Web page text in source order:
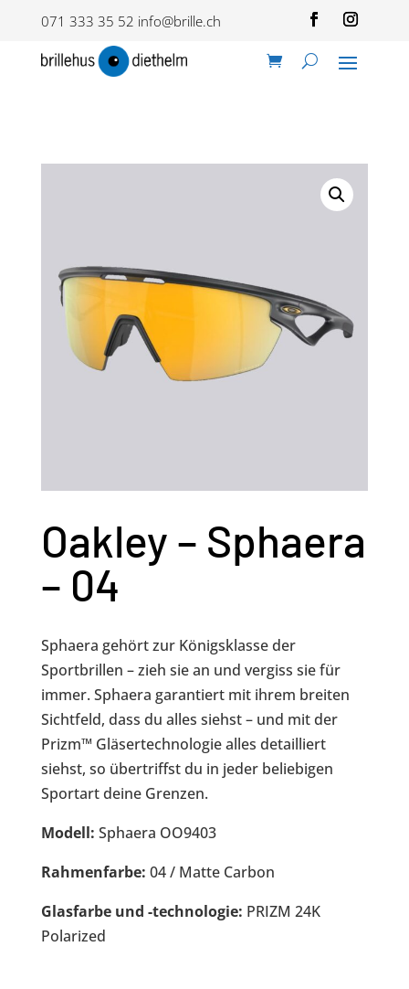
071 333 35 52 info@brille.ch
Oakley – Sphaera
– 04
Sphaera gehört zur Königsklasse der
Sportbrillen – zieh sie an und vergiss sie für
immer. Sphaera garantiert mit ihrem breiten
Sichtfeld, dass du alles siehst – und mit der
Prizm™ Gläsertechnologie alles detailliert
siehst, so übertriffst du in jeder beliebigen
Sportart deine Grenzen.
Modell: Sphaera OO9403
Rahmenfarbe: 04 / Matte Carbon
Glasfarbe und -technologie: PRIZM 24K
Polarized